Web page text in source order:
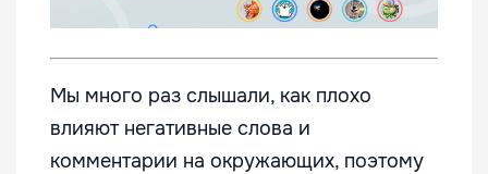
Мы много раз слышали, как плохо
влияют негативные слова и
комментарии на окружающих, поэтому